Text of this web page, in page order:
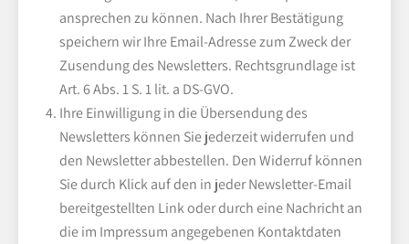
ansprechen zu können. Nach Ihrer Bestätigung
speichern wir Ihre Email-Adresse zum Zweck der
Zusendung des Newsletters. Rechtsgrundlage ist
Art. 6 Abs. 1 S. 1 lit. a DS-GVO.
Ihre Einwilligung in die Übersendung des
Newsletters können Sie jederzeit widerrufen und
den Newsletter abbestellen. Den Widerruf können
Sie durch Klick auf den in jeder Newsletter-Email
bereitgestellten Link oder durch eine Nachricht an
die im Impressum angegebenen Kontaktdaten